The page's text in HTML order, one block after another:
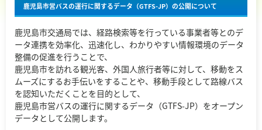
鹿児島市営バスの運行に関するデータ（GTFS-JP）の公開について
鹿児島市交通局では、経路検索等を行っている事業者等とのデ
ータ連携を効率化、迅速化し、わかりやすい情報環境のデータ
整備の促進を行うことで、
鹿児島市を訪れる観光客、外国人旅行者等に対して、移動をス
ムーズにするお手伝いをすることや、移動手段として路線バス
を認知いただくことを目的として、
鹿児島市営バスの運行に関するデータ（GTFS-JP）をオープン
データとして公開します。